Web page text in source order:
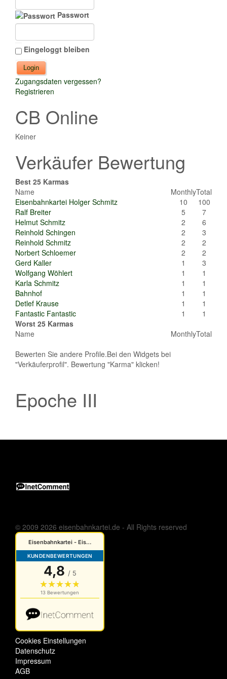
Passwort
Eingeloggt bleiben
Zugangsdaten vergessen?
Registrieren
CB Online
Keiner
Verkäufer Bewertung
Best 25 Karmas
Name
MonthlyTotal
Eisenbahnkartei Holger Schmitz
10
100
Ralf Breiter
5
7
Helmut Schmitz
2
6
Reinhold Schingen
2
3
Reinhold Schmitz
2
2
Norbert Schloemer
2
2
Gerd Kaller
1
3
Wolfgang Wöhlert
1
1
Karla Schmitz
1
1
Bahnhof
1
1
Detlef Krause
1
1
Fantastic Fantastic
1
1
Worst 25 Karmas
Name
MonthlyTotal
Bewerten Sie andere Profile.Bei den Widgets bei
"Verkäuferprofil". Bewertung "Karma" klicken!
Epoche III
© 2009 2026 eisenbahnkartei.de - All Rights reserved
Cookies Einstellungen
Datenschutz
Impressum
AGB